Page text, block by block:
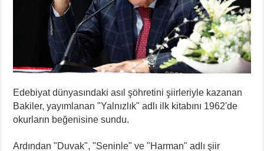
Edebiyat dünyasındaki asıl şöhretini şiirleriyle kazanan
Bakiler, yayımlanan "Yalnızlık" adlı ilk kitabını 1962'de
okurların beğenisine sundu.
Ardından "Duvak", "Seninle" ve "Harman" adlı şiir